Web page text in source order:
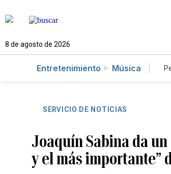
8 de agosto de 2026
Entretenimiento Música
SERVICIO DE NOTICIAS
Joaquín Sabina da
y el más importante”